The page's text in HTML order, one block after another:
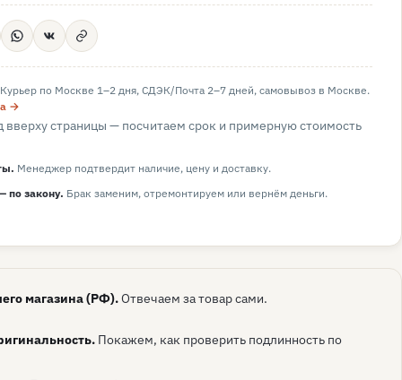
по Москве 1–2 дня, СДЭК/Почта 2–7 дней, самовывоз в Москве.
→
вверху страницы — посчитаем срок и примерную стоимость
Менеджер подтвердит наличие, цену и доставку.
по закону. Брак заменим, отремонтируем или вернём деньги.
магазина (РФ).Отвечаем за товар сами.
Покажем, как проверить подлинность по